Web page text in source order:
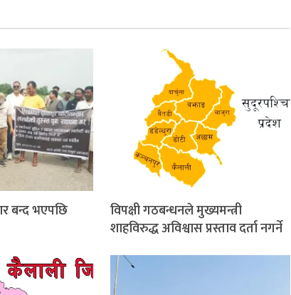
बन्द भएपछि
विपक्षी गठबन्धनले मुख्यमन्त्री
शाहविरुद्ध अविश्वास प्रस्ताव दर्ता नगर्ने